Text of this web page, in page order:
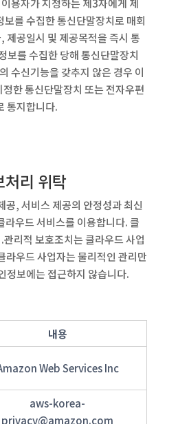
용자가 지정하는 제3자에게 제
를 수집한 통신단말장치로 매회
제공일시 및 제공목적을 즉시 통
보를 수집한 당해 통신단말장치
수신기능을 갖추지 않은 경우 이
한 통신단말장치 또는 전자우편
통지합니다.
리 위탁
, 서비스 제공의 안정성과 최신
라우드 서비스를 이용합니다. 클
리적 보호조치는 클라우드 사업
라우드 사업자는 물리적인 관리만
정보에는 접근하지 않습니다.
내용
Web Services Inc
aws-korea-
privacy@amazon.com